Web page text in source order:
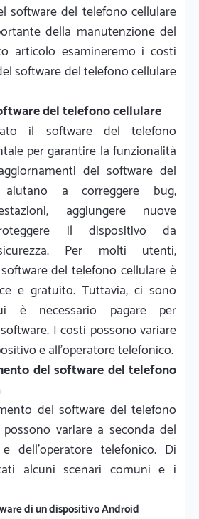
software del telefono cellulare
della manutenzione del
articolo esamineremo i costi
software del telefono cellulare
del telefono cellulare
il software del telefono
per garantire la funzionalità
del software del
a correggere bug,
aggiungere nuove
il dispositivo da
Per molti utenti,
del telefono cellulare è
e gratuito. Tuttavia, ci sono
è necessario pagare per
I costi possono variare
e all'operatore telefonico.
del software del telefono
del software del telefono
variare a seconda del
dell'operatore telefonico. Di
alcuni scenari comuni e i
di un dispositivo Android